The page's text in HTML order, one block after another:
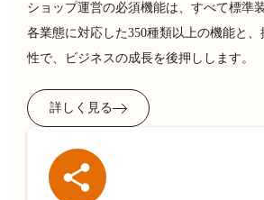
ショップ運営の必須機能は、すべて標準装
各業態に対応した350種類以上の機能と
性で、ビジネスの成長を後押しします。
詳しく見る